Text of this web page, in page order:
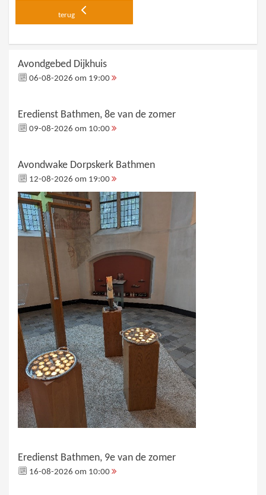
terug
Avondgebed Dijkhuis
06-08-2026 om 19:00
Eredienst Bathmen, 8e van de zomer
09-08-2026 om 10:00
Avondwake Dorpskerk Bathmen
12-08-2026 om 19:00
Eredienst Bathmen, 9e van de zomer
16-08-2026 om 10:00